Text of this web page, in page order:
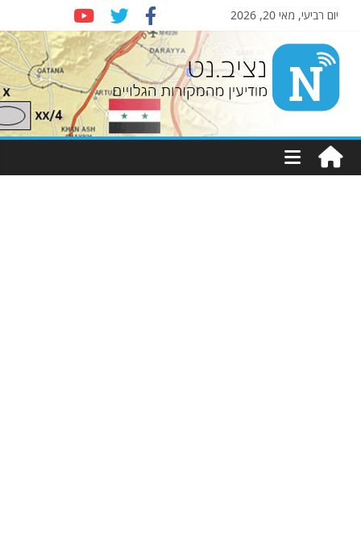
יום רביעי, מאי 20, 2026
Nziv.net
מודיעין
מהמקורות